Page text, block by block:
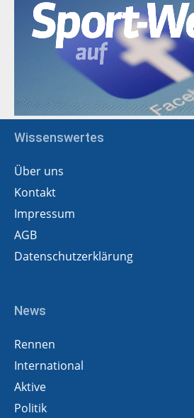
Wissenswertes
Über uns
Kontakt
Impressum
AGB
Datenschutzerklärung
News
Rennen
International
Aktive
Politik